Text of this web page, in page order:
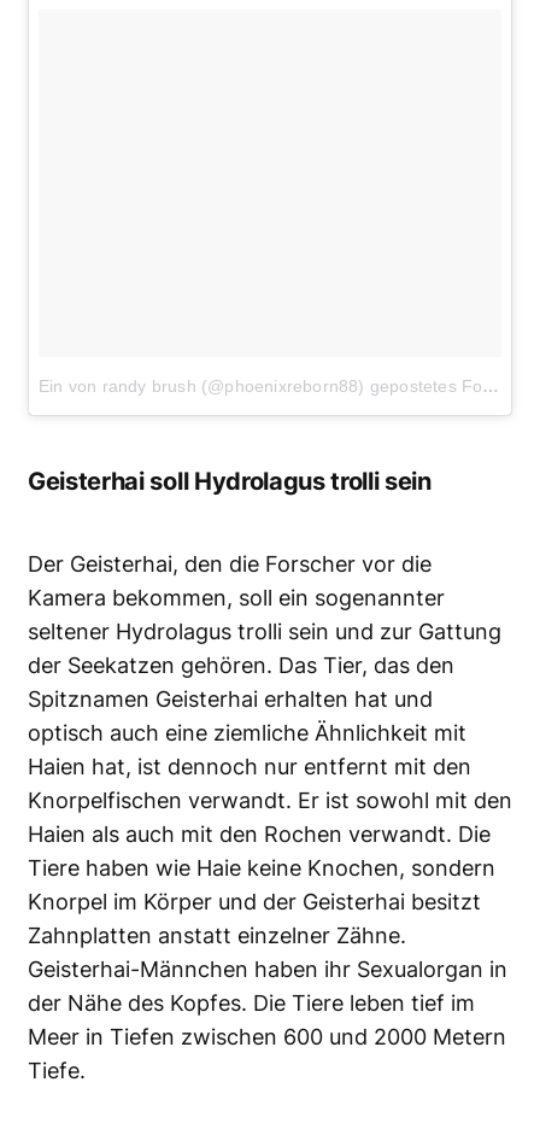
Ein von randy brush (@phoenixreborn88) gepostetes Foto
Geisterhai soll Hydrolagus trolli sein
Der Geisterhai, den die Forscher vor die
Kamera bekommen, soll ein sogenannter
seltener Hydrolagus trolli sein und zur Gattung
der Seekatzen gehören. Das Tier, das den
Spitznamen Geisterhai erhalten hat und
optisch auch eine ziemliche Ähnlichkeit mit
Haien hat, ist dennoch nur entfernt mit den
Knorpelfischen verwandt. Er ist sowohl mit den
Haien als auch mit den Rochen verwandt. Die
Tiere haben wie Haie keine Knochen, sondern
Knorpel im Körper und der Geisterhai besitzt
Zahnplatten anstatt einzelner Zähne.
Geisterhai-Männchen haben ihr Sexualorgan in
der Nähe des Kopfes. Die Tiere leben tief im
Meer in Tiefen zwischen 600 und 2000 Metern
Tiefe.